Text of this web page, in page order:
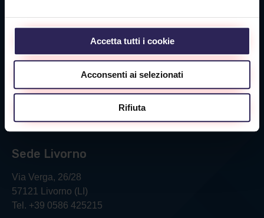
Accetta tutti i cookie
Acconsenti ai selezionati
Rifiuta
info@vigilanzalalince.it
Sede Massa Carrara
Via Aurelia Ovest 349
Sede Livorno
Via Verga, 26/28
57121 Livorno (LI)
Tel. +39 0586 425215